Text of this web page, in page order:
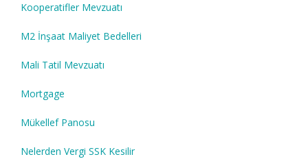
Kooperatifler Mevzuatı
M2 İnşaat Maliyet Bedelleri
Mali Tatil Mevzuatı
Mortgage
Mükellef Panosu
Nelerden Vergi SSK Kesilir